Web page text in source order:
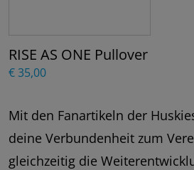
RISE AS ONE Pullover
€ 35,00
Mit den Fanartikeln der
deine Verbundenheit zum
gleichzeitig die